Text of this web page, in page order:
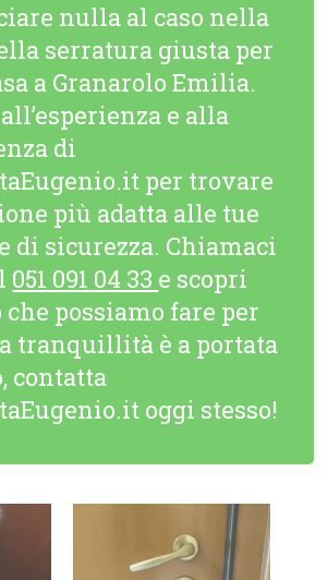
nulla al caso nella
serratura giusta per
a Granarolo Emilia.
e alla
di
per trovare
più adatta alle tue
di sicurezza. Chiamaci
051 091 04 33 e scopri
possiamo fare per
tranquillità è a portata
contatta
oggi stesso!